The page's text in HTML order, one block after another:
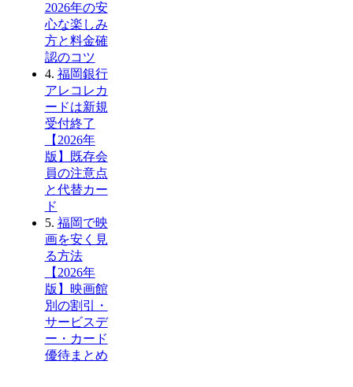
2026年の安
心な楽しみ
方と料金確
認のコツ
4. 福岡銀行
アレコレカ
ードは新規
受付終了
【2026年
版】既存会
員の注意点
と代替カー
ド
5. 福岡で映
画を安く見
る方法
【2026年
版】映画館
別の割引・
サービスデ
ー・カード
優待まとめ